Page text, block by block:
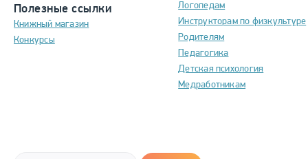
Полезные ссылки
Книжный магазин
Конкурсы
Логопедам
Инструкторам по физкультуре
Родителям
Педагогика
Детская психология
Медработникам